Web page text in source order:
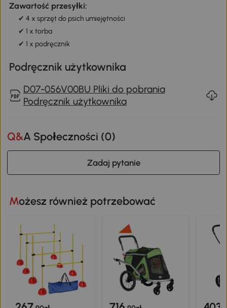
Zawartość przesyłki:
✔ 4 x sprzęt do psich umiejętności
✔ 1 x torba
✔ 1 x podręcznik
Podręcznik użytkownika
D07-056V00BU Pliki do pobrania
Podręcznik użytkownika
Q&A Społeczności (0)
Zadaj pytanie
Możesz również potrzebować